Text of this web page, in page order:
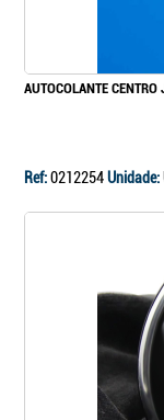
AUTOCOLANTE
Ref:0212254Unidade: